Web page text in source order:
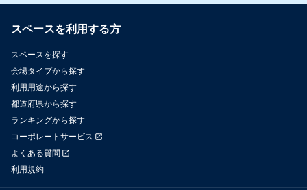
スペースを利用する方
スペースを探す
会場タイプから探す
利用用途から探す
都道府県から探す
ランキングから探す
コーポレートサービス
よくある質問
利用規約